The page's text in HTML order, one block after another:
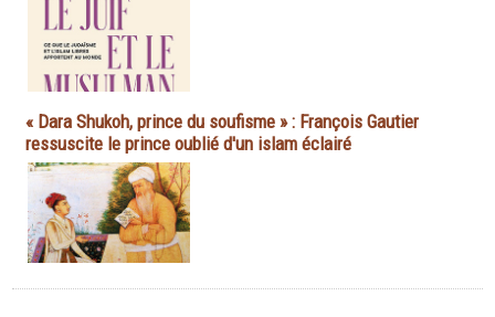
« Dara Shukoh, prince du soufisme » : François Gautier
ressuscite le prince oublié d'un islam éclairé